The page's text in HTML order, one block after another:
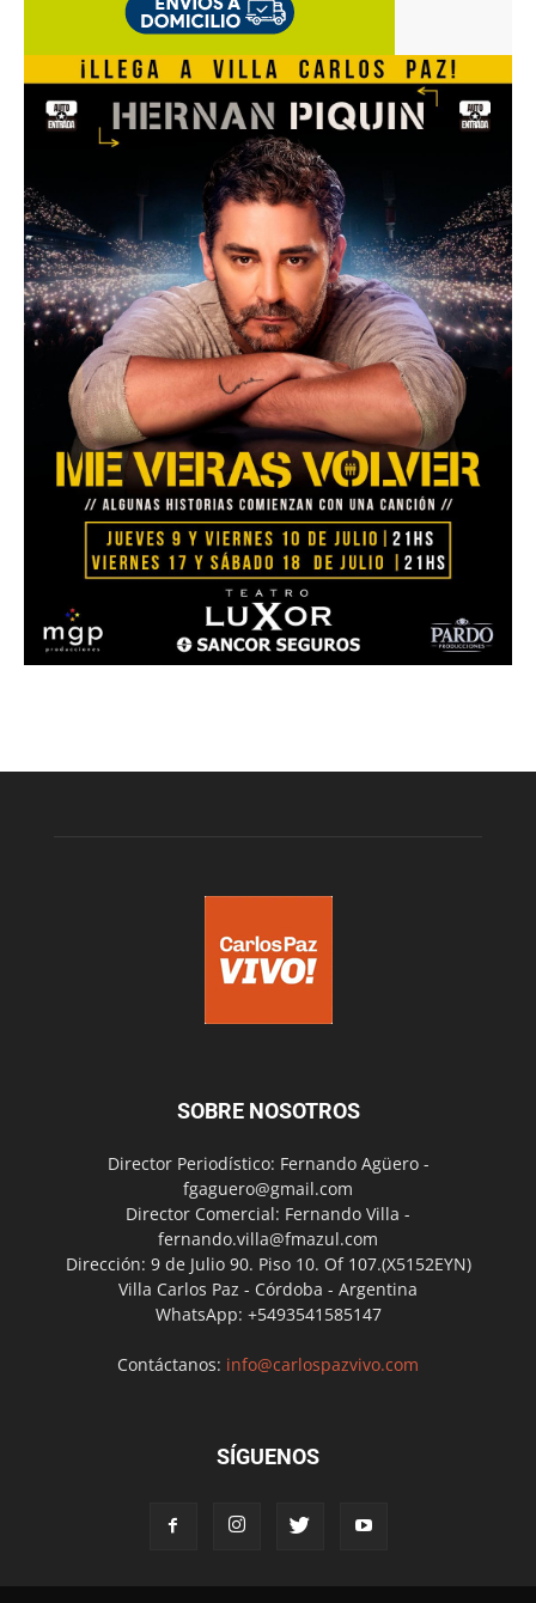
SOBRE NOSOTROS
Director Periodístico: Fernando Agüero -
fgaguero@gmail.com
Director Comercial: Fernando Villa -
fernando.villa@fmazul.com
Dirección: 9 de Julio 90. Piso 10. Of 107.(X5152EYN)
Villa Carlos Paz - Córdoba - Argentina
WhatsApp: +5493541585147
Contáctanos: info@carlospazvivo.com
SÍGUENOS